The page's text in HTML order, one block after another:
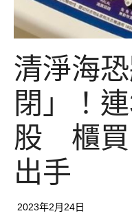
清淨海
閉」！
股 櫃買
出手
2023年2月24日